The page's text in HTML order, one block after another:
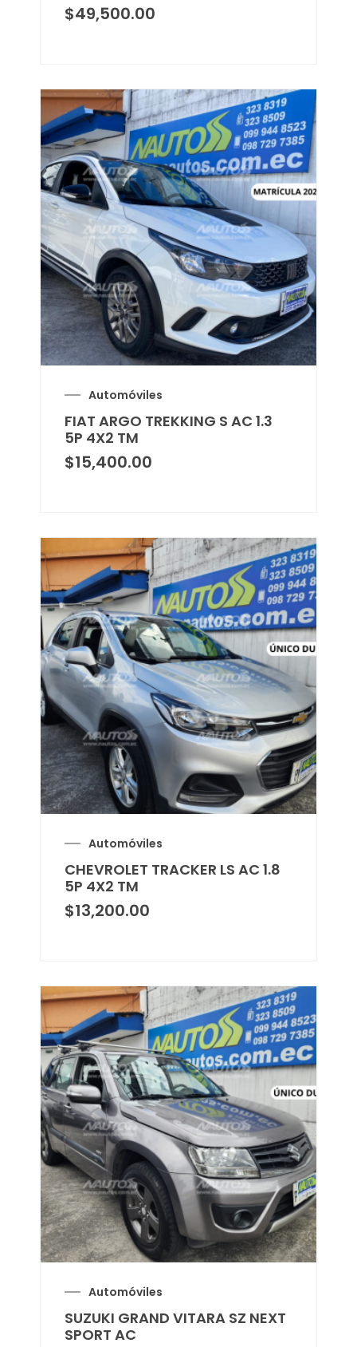
$49,500.00
Automóviles
FIAT ARGO TREKKING S AC 1.3
5P 4X2 TM
$15,400.00
Automóviles
CHEVROLET TRACKER LS AC 1.8
5P 4X2 TM
$13,200.00
Automóviles
SUZUKI GRAND VITARA SZ NEXT
SPORT AC